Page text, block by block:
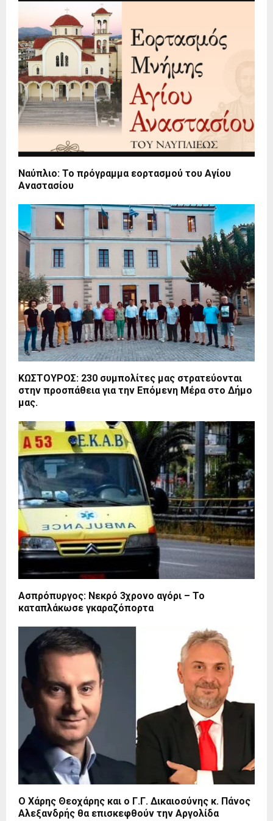
Ναύπλιο: To πρόγραμμα εορτασμού του Αγίου
Αναστασίου
ΚΩΣΤΟΥΡΟΣ: 230 συμπολίτες μας στρατεύονται
στην προσπάθεια για την Επόμενη Μέρα στο Δήμο
μας.
Ασπρόπυργος: Νεκρό 3χρονο αγόρι – Το
καταπλάκωσε γκαραζόπορτα
O Χάρης Θεοχάρης και ο Γ.Γ. Δικαιοσύνης κ. Πάνος
Αλεξανδρής θα επισκεφθούν την Αργολίδα